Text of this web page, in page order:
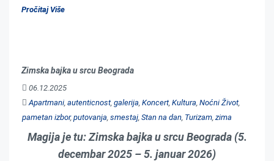
Pročitaj Više
Zimska bajka u srcu Beograda
06.12.2025
Apartmani autenticnost, galerija Koncert, Kultura Noćni Život,
pametan izbor, putovanja smestaj Stan na dan Turizam zima
Magija je tu: Zimska bajka u srcu Beograda (5.
decembar 2025 – 5. januar 2026)